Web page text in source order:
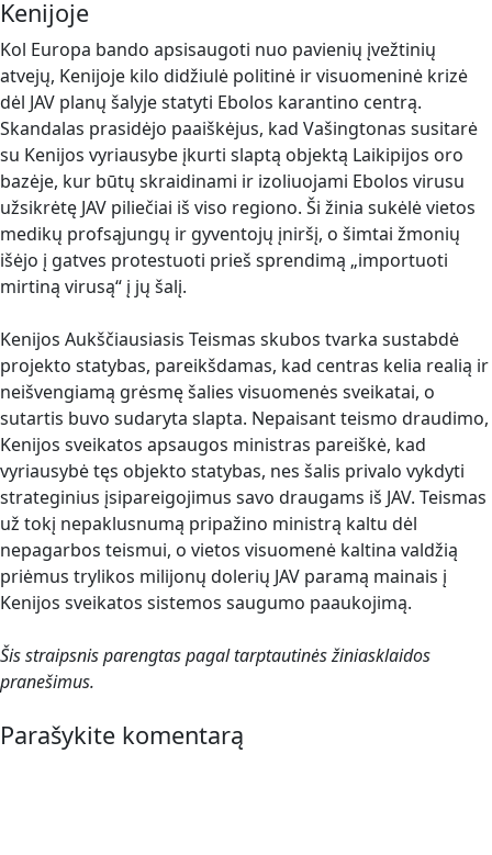
Kenijoje
Kol Europa bando apsisaugoti nuo pavienių įvežtinių
atvejų, Kenijoje kilo didžiulė politinė ir visuomeninė krizė
dėl JAV planų šalyje statyti Ebolos karantino centrą.
Skandalas prasidėjo paaiškėjus, kad Vašingtonas susitarė
su Kenijos vyriausybe įkurti slaptą objektą Laikipijos oro
bazėje, kur būtų skraidinami ir izoliuojami Ebolos virusu
užsikrėtę JAV piliečiai iš viso regiono. Ši žinia sukėlė vietos
medikų profsąjungų ir gyventojų įniršį, o šimtai žmonių
išėjo į gatves protestuoti prieš sprendimą „importuoti
mirtiną virusą“ į jų šalį.
Kenijos Aukščiausiasis Teismas skubos tvarka sustabdė
projekto statybas, pareikšdamas, kad centras kelia realią ir
neišvengiamą grėsmę šalies visuomenės sveikatai, o
sutartis buvo sudaryta slapta. Nepaisant teismo draudimo,
Kenijos sveikatos apsaugos ministras pareiškė, kad
vyriausybė tęs objekto statybas, nes šalis privalo vykdyti
strateginius įsipareigojimus savo draugams iš JAV. Teismas
už tokį nepaklusnumą pripažino ministrą kaltu dėl
nepagarbos teismui, o vietos visuomenė kaltina valdžią
priėmus trylikos milijonų dolerių JAV paramą mainais į
Kenijos sveikatos sistemos saugumo paaukojimą.
Šis straipsnis parengtas pagal tarptautinės žiniasklaidos
pranešimus.
Parašykite komentarą